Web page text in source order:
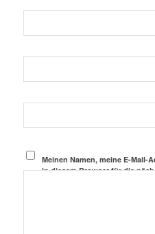
Meinen Namen, meine E-Mail-
in diesem Browser für die